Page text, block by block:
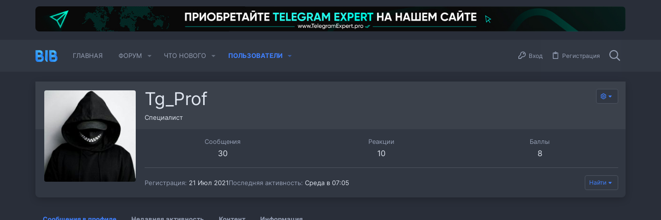
ГЛАВНАЯ ФОРУМ ЧТО НОВОГО ПОЛЬЗОВАТЕЛИ Вход Регистрация
Tg_Prof
Специалист
Сообщения
30
Реакции
10
Баллы
8
Регистрация 21 Июл 2021Последняя активность Среда в 07:05 Найти